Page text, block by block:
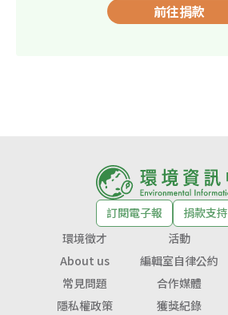
前往捐款
訂閱電子報
捐款支持
環境徵才
活動
About us
編輯室自律公約
常見問題
合作媒體
隱私權政策
獲獎紀錄